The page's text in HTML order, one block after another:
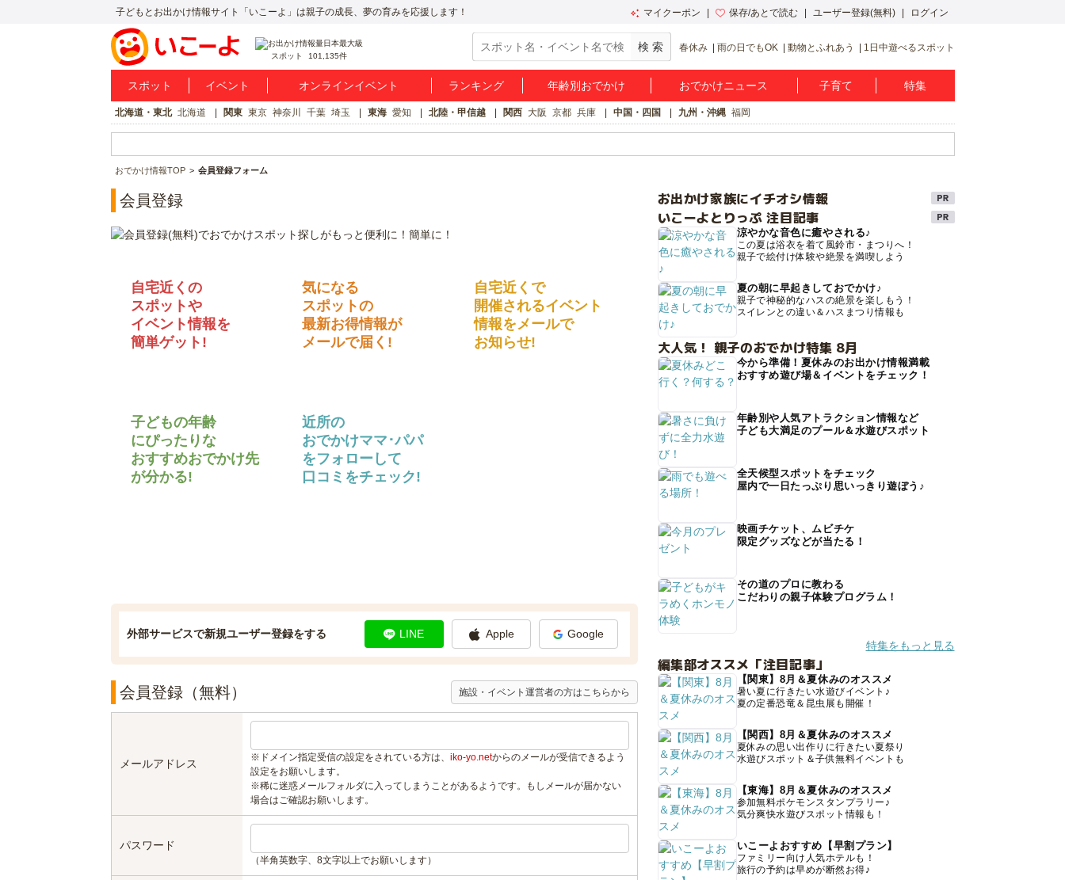
子どもとお出かけ情報サイト「いこーよ」は親子の成長、夢の育みを応援します！ マイクーポン 保存/あとで読む ユーザー登録(無料) ログイン
スポット 101,135件
春休み 雨の日でもOK 動物とふれあう 1日中遊べるスポット
スポット イベント オンラインイベント ランキング 年齢別おでかけ おでかけニュース 子育て 特集
北海道・東北 北海道 関東 東京 神奈川 千葉 埼玉 東海 愛知 北陸・甲信越 関西 大阪 京都 兵庫 中国・四国 九州・沖縄 福岡
おでかけ情報TOP 会員登録フォーム
会員登録
自宅近くの
スポットや
イベント情報を
簡単ゲット!
気になる
スポットの
最新お得情報が
メールで届く!
自宅近くで
開催されるイベント
情報をメールで
お知らせ!
子どもの年齢
にぴったりな
おすすめおでかけ先
が分かる!
近所の
おでかけママ･パパ
をフォローして
口コミをチェック!
外部サービスで新規ユーザー登録をする LINE Apple Google
会員登録（無料） 施設・イベント運営者の方はこちらから
メールアドレス ※ドメイン指定受信の設定をされている方は、 iko-yo.netからのメールが受信できるよう
設定をお願いします。
※稀に迷惑メールフォルダに入ってしまうことがあるようです。もしメールが届かない
場合はご確認お願いします。
パスワード
（半角英数字、8文字以上でお願いします）
お出かけ家族にイチオシ情報
いこーよとりっぷ 注目記事
涼やかな音色に癒やされる♪
この夏は浴衣を着て風鈴市・まつりへ！
親子で絵付け体験や絶景を満喫しよう
夏の朝に早起きしておでかけ♪
親子で神秘的なハスの絶景を楽しもう！
スイレンとの違い＆ハスまつり情報も
大人気！ 親子のおでかけ特集 8月
今から準備！夏休みのお出かけ情報満載
おすすめ遊び場＆イベントをチェック！
年齢別や人気アトラクション情報など
子ども大満足のプール＆水遊びスポット
全天候型スポットをチェック
屋内で一日たっぷり思いっきり遊ぼう♪
映画チケット、ムビチケ
限定グッズなどが当たる！
その道のプロに教わる
こだわりの親子体験プログラム！
特集をもっと見る
編集部オススメ「注目記事」
【関東】8月＆夏休みのオススメ
暑い夏に行きたい水遊びイベント♪
夏の定番恐竜＆昆虫展も開催！
【関西】8月＆夏休みのオススメ
夏休みの思い出作りに行きたい夏祭り
水遊びスポット＆子供無料イベントも
【東海】8月＆夏休みのオススメ
参加無料ポケモンスタンプラリー♪
気分爽快水遊びスポット情報も！
いこーよおすすめ【早割プラン】
ファミリー向け人気ホテルも！
旅行の予約は早めが断然お得♪